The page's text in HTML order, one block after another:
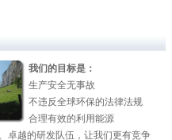
我们的目标是：
生产安全无事故
不违反全球环保的法律法规
合理有效的利用能源
卓越的研发队伍，让我们更有竞争